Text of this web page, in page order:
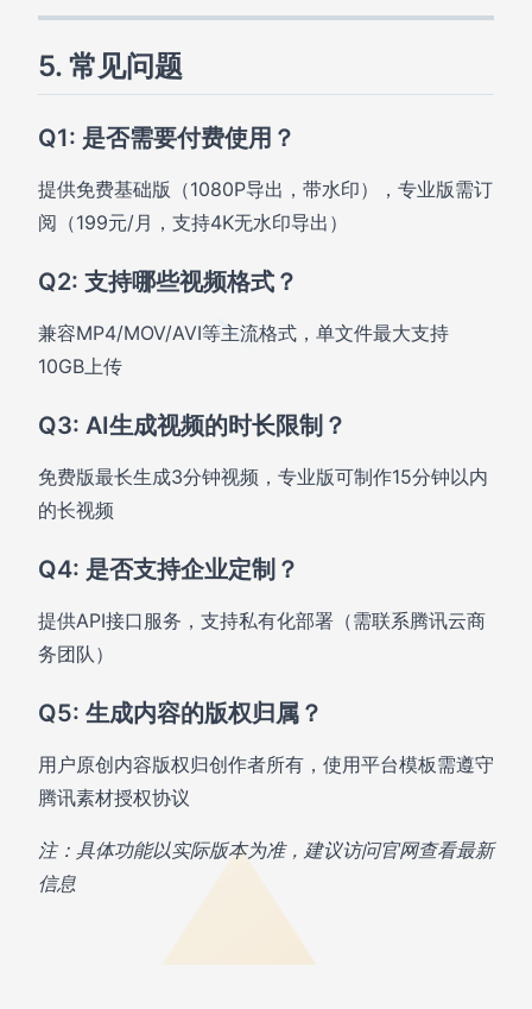
5. 常见问题
Q1: 是否需要付费使用？
提供免费基础版（1080P导出，带水印），专业版需订
阅（199元/月，支持4K无水印导出）
Q2: 支持哪些视频格式？
兼容MP4/MOV/AVI等主流格式，单文件最大支持
10GB上传
Q3: AI生成视频的时长限制？
免费版最长生成3分钟视频，专业版可制作15分钟以内
的长视频
Q4: 是否支持企业定制？
提供API接口服务，支持私有化部署（需联系腾讯云商
务团队）
Q5: 生成内容的版权归属？
用户原创内容版权归创作者所有，使用平台模板需遵守
腾讯素材授权协议
注：具体功能以实际版本为准，建议访问官网查看最新
信息